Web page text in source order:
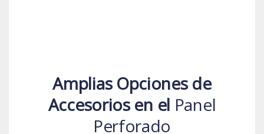
Amplias Opciones de
Accesorios en el Panel
Perforado